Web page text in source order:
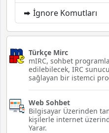
İgnore Komutları
Türkçe Mirc
mIRC, sohbet
edilebilecek, IRC
sağlayan bir istemci
Web Sohbet
Bilgisayar Üzerinden
kişilerle internet
Yarar.